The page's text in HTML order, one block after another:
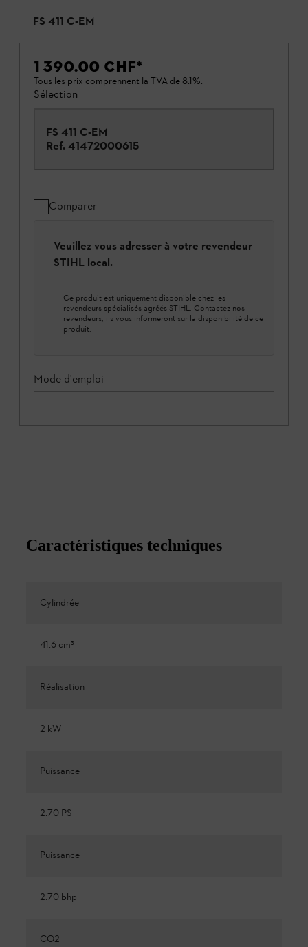
FS 411 C-EM
1 390.00 CHF*
Tous les prix comprennent la TVA de 8.1%.
Sélection
FS 411 C-EM
Ref. 41472000615
Comparer
Veuillez vous adresser à votre revendeur
STIHL local.
Ce produit est uniquement disponible chez les
revendeurs spécialisés agréés STIHL. Contactez nos
revendeurs, ils vous informeront sur la disponibilité de ce
produit.
Mode d'emploi
Caractéristiques techniques
Cylindrée
41.6 cm³
Réalisation
2 kW
Puissance
2.70 PS
Puissance
2.70 bhp
CO2